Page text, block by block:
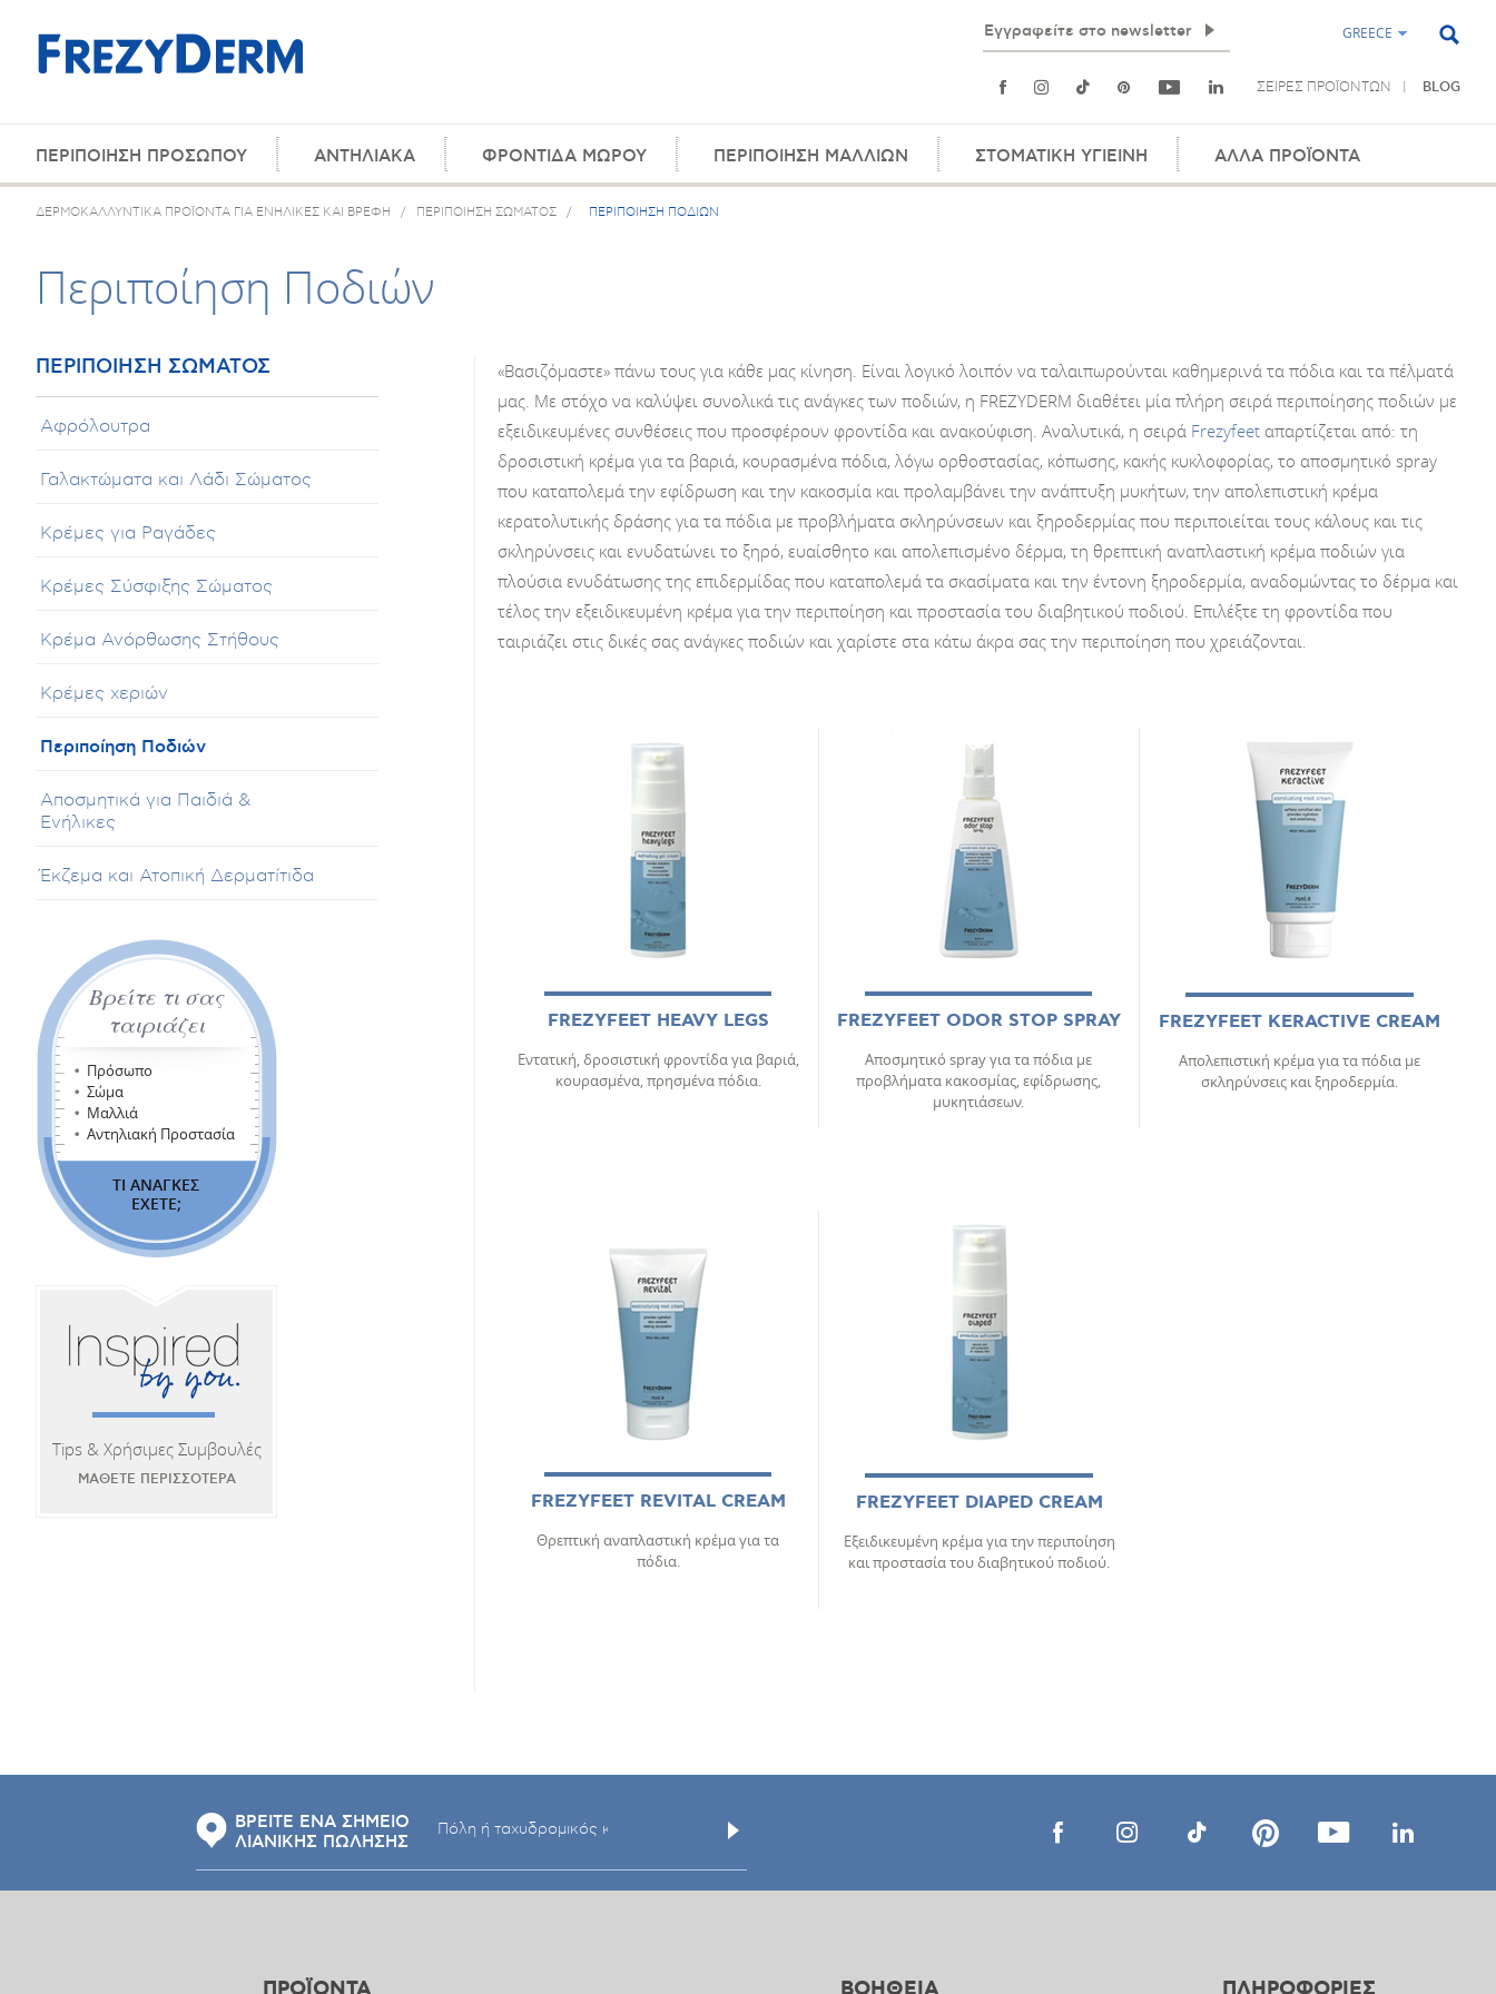
GREECE
ΣΕΙΡΕΣ ΠΡΟΪΟΝΤΩΝ BLOG
ΠΕΡΙΠΟΙΗΣΗ ΠΡΟΣΩΠΟΥ ΑΝΤΗΛΙΑΚΑ ΦΡΟΝΤΙΔΑ ΜΩΡΟΥ ΠΕΡΙΠΟΙΗΣΗ ΜΑΛΛΙΩΝ ΣΤΟΜΑΤΙΚΗ ΥΓΙΕΙΝΗ ΑΛΛΑ ΠΡΟΪΟΝΤΑ
ΔΕΡΜΟΚΑΛΛΥΝΤΙΚΑ ΠΡΟΪΟΝΤΑ ΓΙΑ ΕΝΗΛΙΚΕΣ ΚΑΙ ΒΡΕΦΗ / ΠΕΡΙΠΟΙΗΣΗ ΣΩΜΑΤΟΣ / ΠΕΡΙΠΟΙΗΣΗ ΠΟΔΙΩΝ
Περιποίηση Ποδιών
«Βασιζόμαστε» πάνω τους για κάθε μας κίνηση. Είναι λογικό λοιπόν να ταλαιπωρούνται καθημερινά τα πόδια και τα πέλματά
μας. Με στόχο να καλύψει συνολικά τις ανάγκες των ποδιών, η FREZYDERM διαθέτει μία πλήρη σειρά περιποίησης ποδιών με
εξειδικευμένες συνθέσεις που προσφέρουν φροντίδα και ανακούφιση. Αναλυτικά, η σειρά Frezyfeet απαρτίζεται από: τη
δροσιστική κρέμα για τα βαριά, κουρασμένα πόδια, λόγω ορθοστασίας, κόπωσης, κακής κυκλοφορίας, το αποσμητικό spray
που καταπολεμά την εφίδρωση και την κακοσμία και προλαμβάνει την ανάπτυξη μυκήτων, την απολεπιστική κρέμα
κερατολυτικής δράσης για τα πόδια με προβλήματα σκληρύνσεων και ξηροδερμίας που περιποιείται τους κάλους και τις
σκληρύνσεις και ενυδατώνει το ξηρό, ευαίσθητο και απολεπισμένο δέρμα, τη θρεπτική αναπλαστική κρέμα ποδιών για
πλούσια ενυδάτωσης της επιδερμίδας που καταπολεμά τα σκασίματα και την έντονη ξηροδερμία, αναδομώντας το δέρμα και
τέλος την εξειδικευμένη κρέμα για την περιποίηση και προστασία του διαβητικού ποδιού. Επιλέξτε τη φροντίδα που
ταιριάζει στις δικές σας ανάγκες ποδιών και χαρίστε στα κάτω άκρα σας την περιποίηση που χρειάζονται.
FREZYFEET HEAVY LEGS
Εντατική, δροσιστική φροντίδα για βαριά,
κουρασμένα, πρησμένα πόδια.
FREZYFEET ODOR STOP SPRAY
Αποσμητικό spray για τα πόδια με
προβλήματα κακοσμίας, εφίδρωσης,
μυκητιάσεων.
FREZYFEET KERACTIVE CREAM
Απολεπιστική κρέμα για τα πόδια με
σκληρύνσεις και ξηροδερμία.
FREZYFEET REVITAL CREAM
Θρεπτική αναπλαστική κρέμα για τα
πόδια.
FREZYFEET DIAPED CREAM
Εξειδικευμένη κρέμα για την περιποίηση
και προστασία του διαβητικού ποδιού.
ΠΕΡΙΠΟΙΗΣΗ ΣΩΜΑΤΟΣ
Αφρόλουτρα
Γαλακτώματα και Λάδι Σώματος
Κρέμες για Ραγάδες
Κρέμες Σύσφιξης Σώματος
Κρέμα Ανόρθωσης Στήθους
Κρέμες χεριών
Περιποίηση Ποδιών
Αποσμητικά για Παιδιά &
Ενήλικες
Έκζεμα και Ατοπική Δερματίτιδα
Βρείτε τι σας
ταιριάζει
Πρόσωπο
Σώμα
Μαλλιά
Αντηλιακή Προστασία
ΤΙ ΑΝΑΓΚΕΣ
ΕΧΕΤΕ;
Tips & Χρήσιμες Συμβουλές
ΜΑΘΕΤΕ ΠΕΡΙΣΣΟΤΕΡΑ
ΒΡΕΙΤΕ ΕΝΑ ΣΗΜΕΙΟ
ΛΙΑΝΙΚΗΣ ΠΩΛΗΣΗΣ